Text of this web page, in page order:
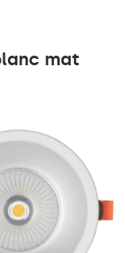
mat